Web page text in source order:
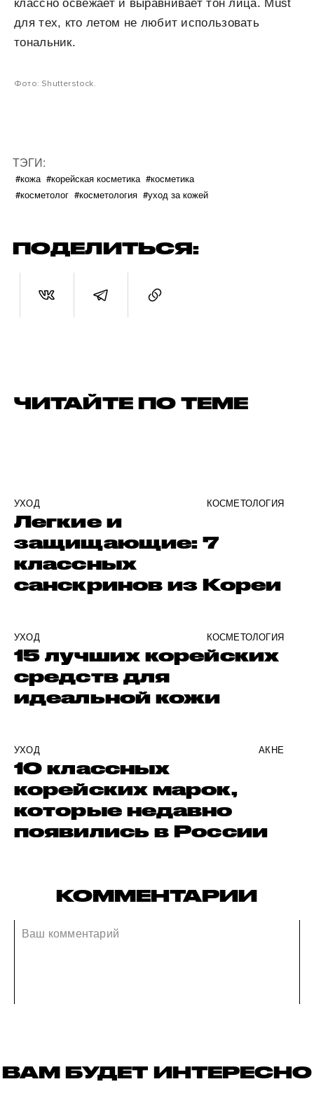
классно освежает и выравнивает тон лица. Must
для тех, кто летом не любит использовать
тональник.
Фото: Shutterstock.
ТЭГИ:
#кожа #корейская косметика #косметика
#косметолог #косметология #уход за кожей
ПОДЕЛИТЬСЯ:
ЧИТАЙТЕ ПО ТЕМЕ
УХОД КОСМЕТОЛОГИЯ
Легкие и
защищающие: 7
классных
санскринов из Кореи
УХОД КОСМЕТОЛОГИЯ
15 лучших корейских
средств для
идеальной кожи
УХОД АКНЕ
10 классных
корейских марок,
которые недавно
появились в России
КОММЕНТАРИИ
ВАМ БУДЕТ ИНТЕРЕСНО